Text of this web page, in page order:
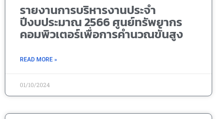
รายงานการบริหารงานประจำ
ปีงบประมาณ 2566 ศูนย์ทรัพยากร
คอมพิวเตอร์เพื่อการคำนวณขั้นสูง
READ MORE »
01/10/2024